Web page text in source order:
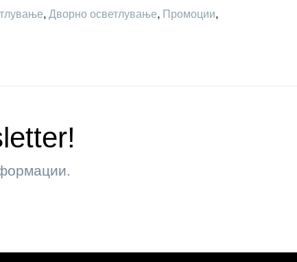
, Дворно осветлување, Промоции,